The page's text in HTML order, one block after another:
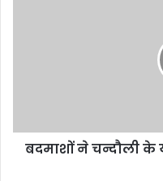
बदमाशों ने चन्दौली के